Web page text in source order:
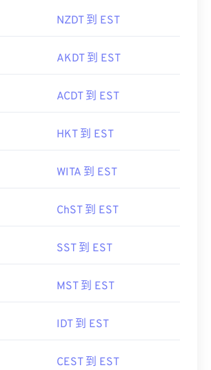
NZDT 到 EST
AKDT 到 EST
ACDT 到 EST
HKT 到 EST
WITA 到 EST
ChST 到 EST
SST 到 EST
MST 到 EST
IDT 到 EST
CEST 到 EST